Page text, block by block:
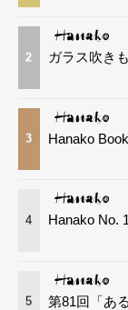
2 ガラス吹き
3 Hanako
4 Hanako No.
5 第81回「あ